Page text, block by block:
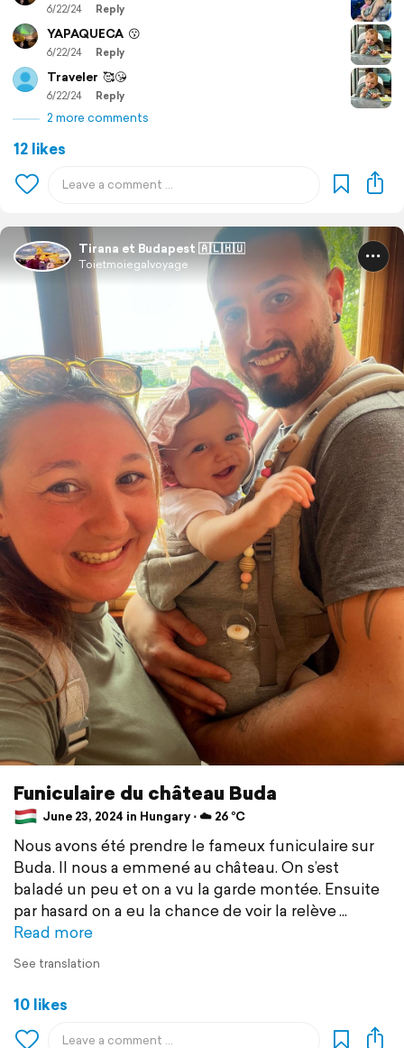
6/22/24 Reply
YAPAQUECA 😗
6/22/24 Reply
Traveler 🥰😘
6/22/24 Reply
2 more comments
12 likes
Tirana et Budapest 🇦🇱🇭🇺
Toietmoiegalvoyage
Funiculaire du château Buda
June 23, 2024 in Hungary ⋅ ☁️ 26 °C
Nous avons été prendre le fameux funiculaire sur
Buda. Il nous a emmené au château. On s’est
baladé un peu et on a vu la garde montée. Ensuite
par hasard on a eu la chance de voir la relève
Read more
See translation
10 likes